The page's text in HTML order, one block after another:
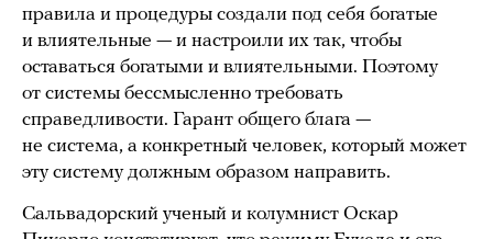
правила и процедуры создали под себя богатые
и влиятельные — и настроили их так, чтобы
оставаться богатыми и влиятельными. Поэтому
от системы бессмысленно требовать
справедливости. Гарант общего блага —
не система, а конкретный человек, который может
эту систему должным образом направить.
Сальвадорский ученый и колумнист Оскар